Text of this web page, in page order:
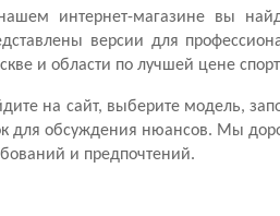
интернет-магазине вы
версии для
и области по лучшей цене
на сайт, выберите модель,
для обсуждения нюансов. Мы
и предпочтений.